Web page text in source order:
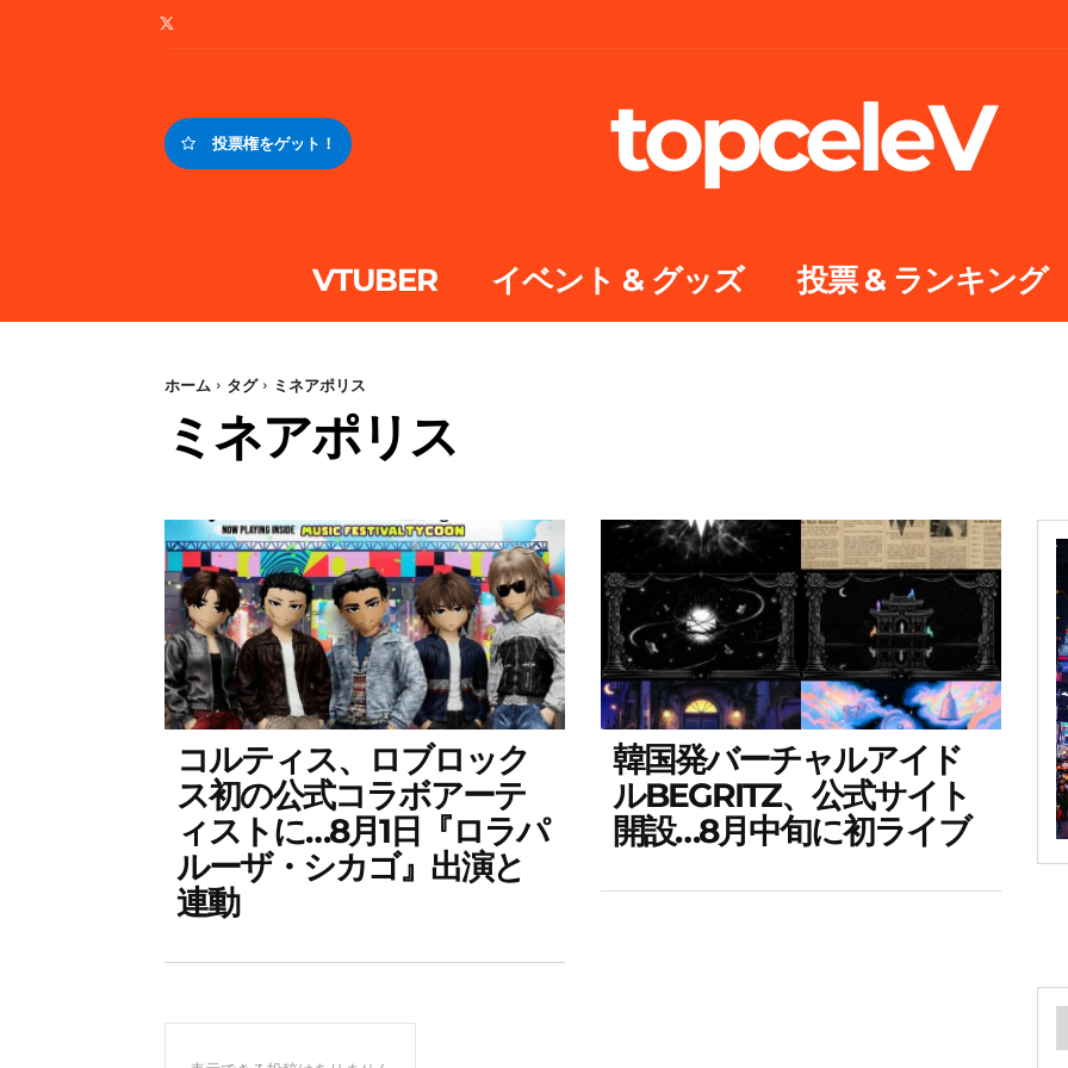
投票権をゲット！ topceleV
VTUBER イベント & グッズ 投票 & ランキング
ホーム タグ ミネアポリス
ミネアポリス
コルティス、ロブロック
ス初の公式コラボアーテ
ィストに…8月1日『ロラパ
ルーザ・シカゴ』出演と
連動
韓国発バーチャルアイド
ルBEGRITZ、公式サイト
開設…8月中旬に初ライブ